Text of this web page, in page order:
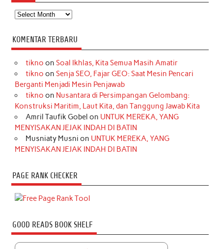
Arsip
KOMENTAR TERBARU
tikno on Soal Ikhlas, Kita Semua Masih Amatir
tikno on Senja SEO, Fajar GEO: Saat Mesin Pencari
Berganti Menjadi Mesin Penjawab
tikno on Nusantara di Persimpangan Gelombang:
Konstruksi Maritim, Laut Kita, dan Tanggung Jawab Kita
Amril Taufik Gobel on UNTUK MEREKA, YANG
MENYISAKAN JEJAK INDAH DI BATIN
Musniaty Musni on UNTUK MEREKA, YANG
MENYISAKAN JEJAK INDAH DI BATIN
PAGE RANK CHECKER
GOOD READS BOOK SHELF